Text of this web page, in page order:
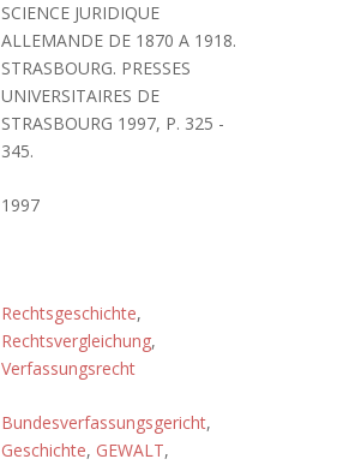
SCIENCE JURIDIQUE
ALLEMANDE DE 1870 A 1918.
STRASBOURG. PRESSES
UNIVERSITAIRES DE
STRASBOURG 1997, P. 325 -
345.
1997
Rechtsgeschichte,
Rechtsvergleichung,
Verfassungsrecht
Bundesverfassungsgericht,
Geschichte, GEWALT,